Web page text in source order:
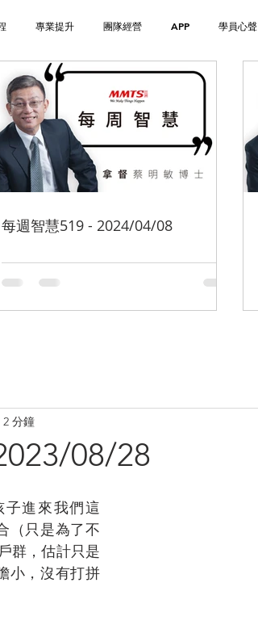
專業提升 團隊經營 APP 學員心聲
每週智慧519 - 2024/04/08
08/28
分鐘
進來我們這
（只是為了不
群，估計只是
小，沒有打拼